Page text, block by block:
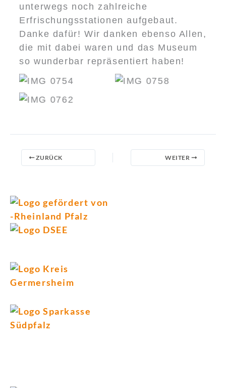
unterwegs noch zahlreiche
Erfrischungsstationen aufgebaut.
Danke dafür! Wir danken ebenso Allen,
die mit dabei waren und das Museum
so wunderbar repräsentiert haben!
No Caption
No Caption
No Caption
ZURÜCK WEITER